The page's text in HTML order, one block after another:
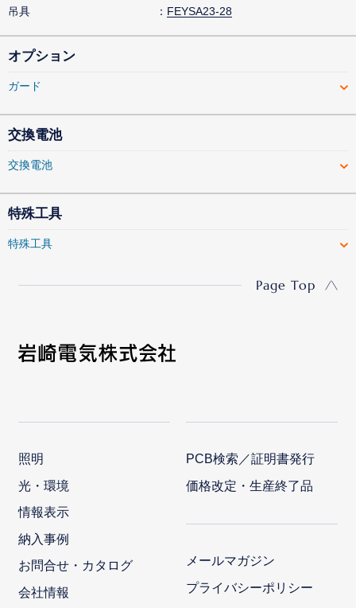
吊具
FEYSA23-28
オプション
ガード
交換電池
交換電池
特殊工具
特殊工具
Page Top
照明
光・環境
情報表示
納入事例
お問合せ・カタログ
会社情報
PCB検索／証明書発行
価格改定・生産終了品
メールマガジン
プライバシーポリシー